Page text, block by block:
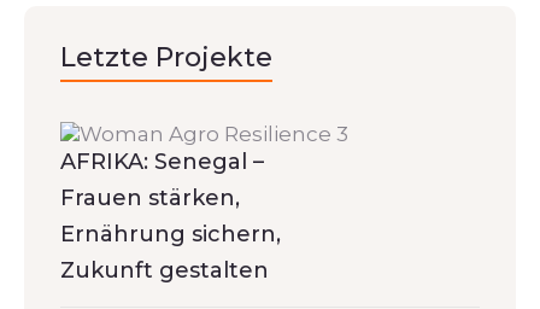
Letzte Projekte
AFRIKA: Senegal –
Frauen stärken,
Ernährung sichern,
Zukunft gestalten